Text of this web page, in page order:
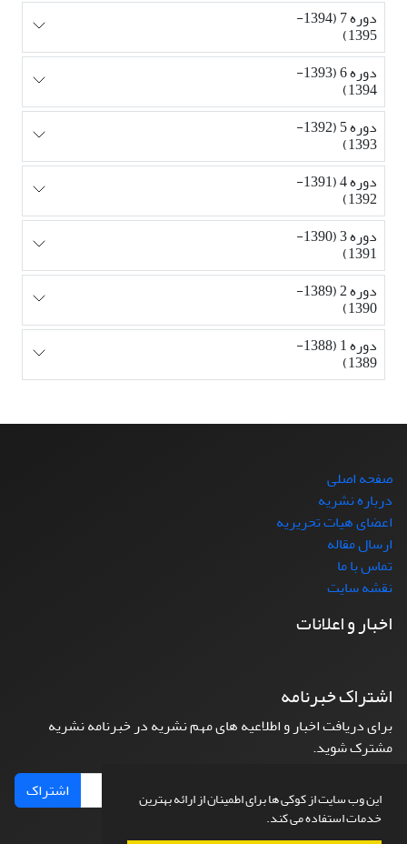
این وب سایت از کوکی ها برای اطمینان از ارائه بهترین
خدمات استفاده می کند.
دوره 7 (1394-
1395)
دوره 6 (1393-
1394)
دوره 5 (1392-
1393)
دوره 4 (1391-
1392)
دوره 3 (1390-
1391)
دوره 2 (1389-
1390)
دوره 1 (1388-
1389)
صفحه اصلی
درباره نشریه
اعضای هیات تحریریه
ارسال مقاله
تماس با ما
نقشه سایت
اخبار و اعلانات
اشتراک خبرنامه
برای دریافت اخبار و اطلاعیه های مهم نشریه در خبرنامه نشریه
مشترک شوید.
اشتراک